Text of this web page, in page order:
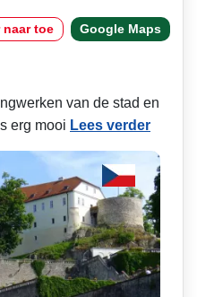
naar toe Google Maps
van de stad en
erg mooi Lees verder